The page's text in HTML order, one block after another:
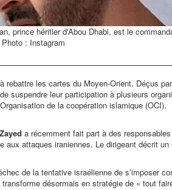
prince héritier d'Abou Dhabi, est le
: Instagram
les cartes du Moyen-Orient. Déçus
suspendre leur participation à plusieurs
de la coopération islamique (OCI).
a récemment fait part à des
aux attaques iraniennes. Le dirigeant décrit
de la tentative israélienne de s’imposer
désormais en stratégie de « tout